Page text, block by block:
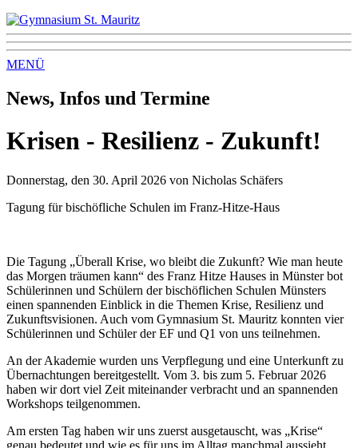
MENÜ
News, Infos und Termine
Krisen - Resilienz - Zukunft!
Donnerstag, den 30. April 2026 von Nicholas Schäfers
Tagung für bischöfliche Schulen im Franz-Hitze-Haus
Die Tagung „Überall Krise, wo bleibt die Zukunft? Wie man heute
das Morgen träumen kann“ des Franz Hitze Hauses in Münster bot
Schülerinnen und Schülern der bischöflichen Schulen Münsters
einen spannenden Einblick in die Themen Krise, Resilienz und
Zukunftsvisionen. Auch vom Gymnasium St. Mauritz konnten vier
Schülerinnen und Schüler der EF und Q1 von uns teilnehmen.
An der Akademie wurden uns Verpflegung und eine Unterkunft zu
Übernachtungen bereitgestellt. Vom 3. bis zum 5. Februar 2026
haben wir dort viel Zeit miteinander verbracht und an spannenden
Workshops teilgenommen.
Am ersten Tag haben wir uns zuerst ausgetauscht, was „Krise“
genau bedeutet und wie es für uns im Alltag manchmal aussieht.